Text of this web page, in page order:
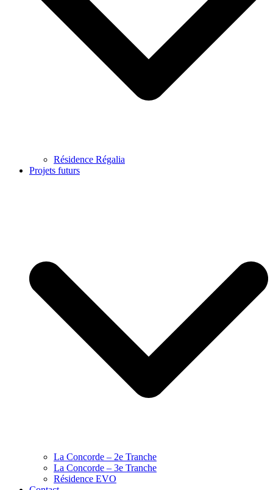
Résidence Régalia
Projets futurs
La Concorde – 2e Tranche
La Concorde – 3e Tranche
Résidence EVO